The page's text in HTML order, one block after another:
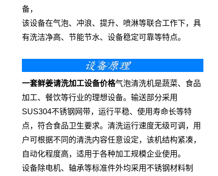
备，
该设备在气泡、冲浪、提升、喷淋等联合工作下，具
有洗洁净高、节能节水、设备稳定可靠等特点。
一套鲜姜请洗加工设备价格气泡清洗机是蔬菜、食品
加工、餐饮等行业的理想设备。输送部分采用
SUS304不锈钢网带，运行平稳、使用寿命长等特
点，符合食品卫生要求。清洗运行速度无级可调，用
户可根据不同的清洗内容任意设定，该机结构紧凑，
自动化程度高，适用于各种加工规模企业使用。
设备除电机、轴承等标准件外均采用不锈钢材料制